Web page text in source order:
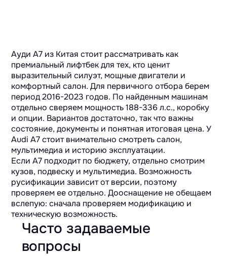
Ауди A7 из Китая стоит рассматривать как
премиальный лифтбек для тех, кто ценит
выразительный силуэт, мощные двигатели и
комфортный салон. Для первичного отбора берем
период 2016-2023 годов. По найденным машинам
отдельно сверяем мощность 188-336 л.с., коробку
и опции. Вариантов достаточно, так что важны
состояние, документы и понятная итоговая цена. У
Audi A7 стоит внимательно смотреть салон,
мультимедиа и историю эксплуатации.
Если A7 подходит по бюджету, отдельно смотрим
кузов, подвеску и мультимедиа. Возможность
русификации зависит от версии, поэтому
проверяем ее отдельно. Дооснащение не обещаем
вслепую: сначала проверяем модификацию и
техническую возможность.
Часто задаваемые
вопросы